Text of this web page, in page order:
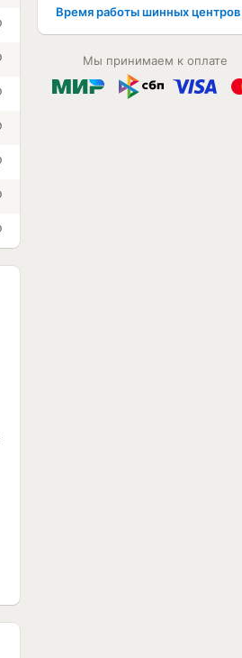
Время работы шинных центров
Мы принимаем к оплате